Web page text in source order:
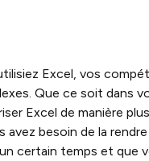
Excel, vos
Que ce soit dans
Excel de manière
besoin de la
certain temps et que